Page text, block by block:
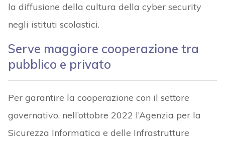
la diffusione della cultura della cyber security
negli istituti scolastici.
Serve maggiore cooperazione tra
pubblico e privato
Per garantire la cooperazione con il settore
governativo, nell’ottobre 2022 l’Agenzia per la
Sicurezza Informatica e delle Infrastrutture